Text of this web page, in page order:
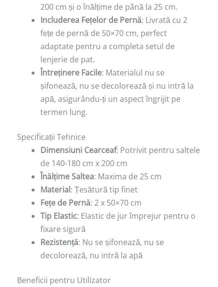
200 cm și o înălțime de până la 25 cm.
Includerea Fețelor de Pernă: Livrată cu 2
fețe de pernă de 50×70 cm, perfect
adaptate pentru a completa setul de
lenjerie de pat.
Întreținere Facile: Materialul nu se
șifonează, nu se decolorează și nu intră la
apă, asigurându-ți un aspect îngrijit pe
termen lung.
Specificații Tehnice
Dimensiuni Cearceaf: Potrivit pentru saltele
de 140-180 cm x 200 cm
Înălțime Saltea: Maxima de 25 cm
Material: Țesătură tip finet
Fețe de Pernă: 2 x 50×70 cm
Tip Elastic: Elastic de jur împrejur pentru o
fixare sigură
Rezistență: Nu se șifonează, nu se
decolorează, nu intră la apă
Beneficii pentru Utilizator